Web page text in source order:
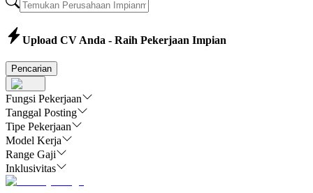
Upload CV Anda - Raih Pekerjaan Impian
Pencarian
Fungsi Pekerjaan
Tanggal Posting
Tipe Pekerjaan
Model Kerja
Range Gaji
Inklusivitas